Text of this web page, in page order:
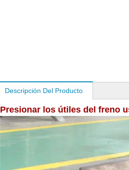
Descripción Del Producto
Presionar los útiles del freno